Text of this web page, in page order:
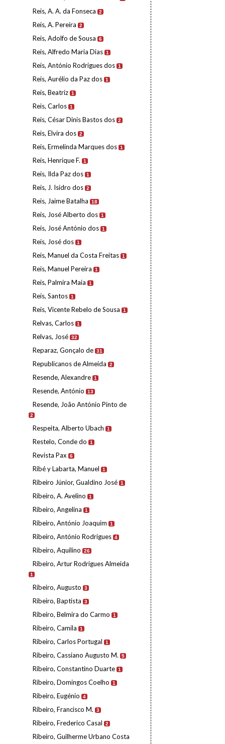
Reis, A. A. da Fonseca 2
Reis, A. Pereira 2
Reis, Adolfo de Sousa 6
Reis, Alfredo Maria Dias 1
Reis, António Rodrigues dos 1
Reis, Aurélio da Paz dos 1
Reis, Beatriz 1
Reis, Carlos 1
Reis, César Dinis Bastos dos 2
Reis, Elvira dos 2
Reis, Ermelinda Marques dos 1
Reis, Henrique F. 1
Reis, Ilda Paz dos 1
Reis, J. Isidro dos 2
Reis, Jaime Batalha 18
Reis, José Alberto dos 1
Reis, José António dos 1
Reis, José dos 1
Reis, Manuel da Costa Freitas 1
Reis, Manuel Pereira 1
Reis, Palmira Maia 1
Reis, Santos 1
Reis, Vicente Rebelo de Sousa 1
Relvas, Carlos 1
Relvas, José 32
Reparaz, Gonçalo de 31
Republicanos de Almeida 2
Resende, Alexandre 1
Resende, António 13
Resende, João António Pinto de
2
Respeita, Alberto Ubach 1
Restelo, Conde do 1
Revista Pax 6
Ribé y Labarta, Manuel 1
Ribeiro Júnior, Gualdino José 1
Ribeiro, A. Avelino 1
Ribeiro, Angelina 1
Ribeiro, António Joaquim 1
Ribeiro, António Rodrigues 4
Ribeiro, Aquilino 26
Ribeiro, Artur Rodrigues Almeida
1
Ribeiro, Augusto 3
Ribeiro, Baptista 3
Ribeiro, Belmira do Carmo 1
Ribeiro, Camila 1
Ribeiro, Carlos Portugal 1
Ribeiro, Cassiano Augusto M. 5
Ribeiro, Constantino Duarte 1
Ribeiro, Domingos Coelho 1
Ribeiro, Eugénio 4
Ribeiro, Francisco M. 3
Ribeiro, Frederico Casal 2
Ribeiro, Guilherme Urbano Costa